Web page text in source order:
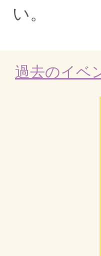
い。
過去のイベ